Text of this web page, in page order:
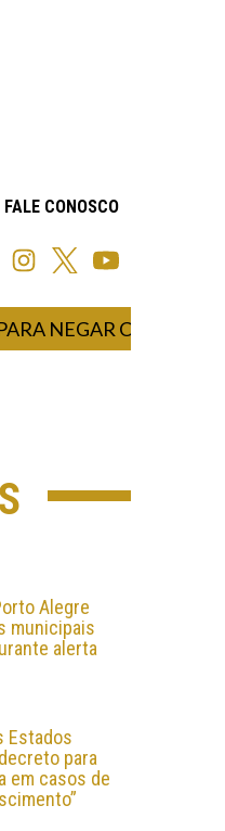
FALE CONOSCO
CIDADANIA EM
Alegre
municipais
alerta
Estados
para
em casos de